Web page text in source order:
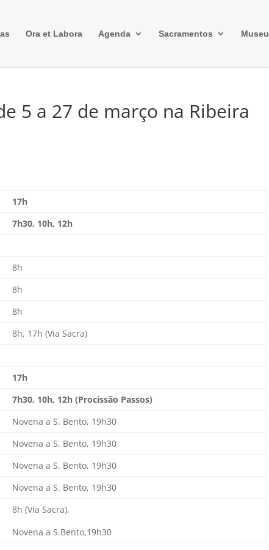
Ora et Labora Agenda Sacramentos Museu
5 a 27 de março na Ribeira
17h
7h30, 10h, 12h
8h
8h
8h
8h, 17h (Via Sacra)
17h
7h30, 10h, 12h (Procissão Passos)
Novena a S. Bento, 19h30
Novena a S. Bento, 19h30
Novena a S. Bento, 19h30
Novena a S. Bento, 19h30
8h (Via Sacra),
Novena a S.Bento,19h30